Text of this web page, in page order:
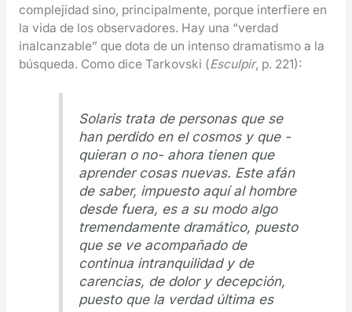
complejidad sino, principalmente, porque interfiere en
la vida de los observadores. Hay una “verdad
inalcanzable” que dota de un intenso dramatismo a la
búsqueda. Como dice Tarkovski (Esculpir, p. 221):
Solaris trata de personas que se
han perdido en el cosmos y que -
quieran o no- ahora tienen que
aprender cosas nuevas. Este afán
de saber, impuesto aquí al hombre
desde fuera, es a su modo algo
tremendamente dramático, puesto
que se ve acompañado de
continua intranquilidad y de
carencias, de dolor y decepción,
puesto que la verdad última es